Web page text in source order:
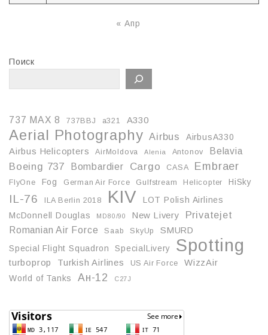
« Апр
Поиск
737 MAX 8 737BBJ a321 A330
Aerial Photography Airbus
AirbusA330
Airbus Helicopters
AirMoldova Alenia Antonov Belavia
Boeing 737 Bombardier Cargo CASA Embraer
FlyOne Fog German Air Force Gulfstream Helicopter HiSky
IL-76 ILA Berlin 2018 KIV
LOT Polish Airlines
McDonnell Douglas
MD80/90 New Livery Privatejet
Romanian Air Force Saab SkyUp
SMURD
Special Flight Squadron
SpecialLivery Spotting
turboprop Turkish Airlines US Air Force
WizzAir
World of Tanks
Ан-12 С27J